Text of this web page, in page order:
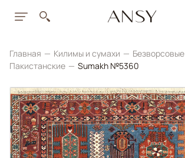
Главная Килимы и сумахи
Безворсовые
Пакистанские
Sumakh №5360